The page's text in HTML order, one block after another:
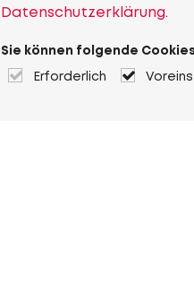
Datenschutzerklärung.
Sie können folgende
Erforderlich